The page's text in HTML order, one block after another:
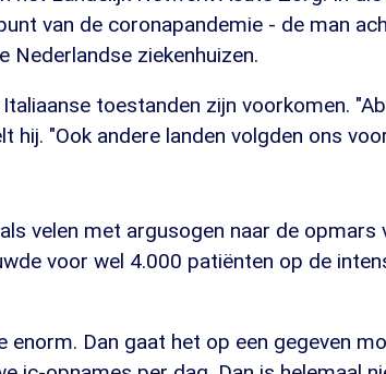
van de coronapandemie - de man
Nederlandse ziekenhuizen.
toestanden zijn voorkomen.
hij. "Ook andere landen volgden ons
velen met argusogen naar de opmars
voor wel 4.000 patiënten op de
enorm. Dan gaat het op een gegeven